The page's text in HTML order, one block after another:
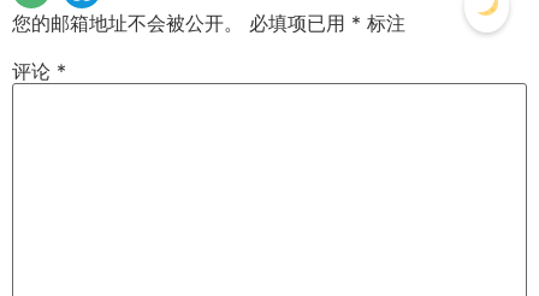
您的邮箱地址不会被公开。 必填项已用 * 标注
评论 *